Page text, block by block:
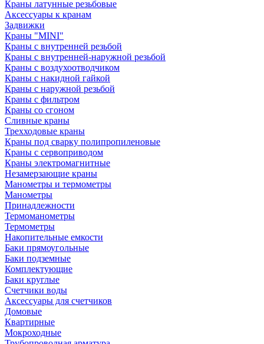
Краны латунные резьбовые
Аксессуары к кранам
Задвижки
Краны "MINI"
Краны с внутренней резьбой
Краны с внутренней-наружной резьбой
Краны с воздухоотводчиком
Краны с накидной гайкой
Краны с наружной резьбой
Краны с фильтром
Краны со сгоном
Сливные краны
Трехходовые краны
Краны под сварку полипропиленовые
Краны с сервоприводом
Краны электромагнитные
Незамерзающие краны
Манометры и термометры
Манометры
Принадлежности
Термоманометры
Термометры
Накопительные емкости
Баки прямоугольные
Баки подземные
Комплектующие
Баки круглые
Счетчики воды
Аксессуары для счетчиков
Домовые
Квартирные
Мокроходные